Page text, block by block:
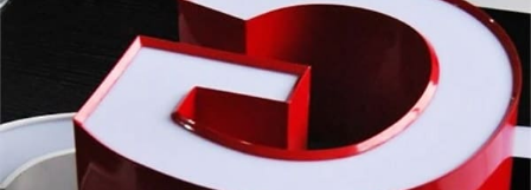
Kerajang aluminium pembungkusan
farmaseutikal
Kerajang aluminium pembungkusan farmaseutikal
adalah sejenis kerajang aluminium yang digunakan
untuk membungkus pelbagai produk farmaseutikal